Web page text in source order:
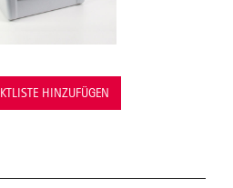
HINZUFÜGEN